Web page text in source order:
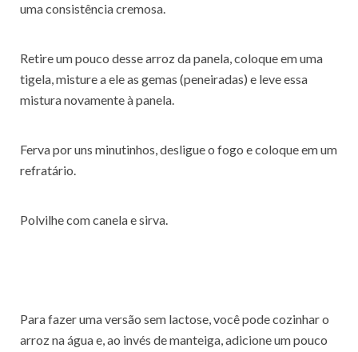
uma consistência cremosa.
Retire um pouco desse arroz da panela, coloque em uma
tigela, misture a ele as gemas (peneiradas) e leve essa
mistura novamente à panela.
Ferva por uns minutinhos, desligue o fogo e coloque em um
refratário.
Polvilhe com canela e sirva.
Para fazer uma versão sem lactose, você pode cozinhar o
arroz na água e, ao invés de manteiga, adicione um pouco